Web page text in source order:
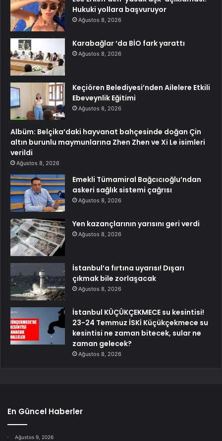
Hukuki yollara başvuruyor
Ağustos 8, 2026
Karabağlar ‘da BİO fark yarattı
Ağustos 8, 2026
Keçiören Belediyesi’nden Ailelere Etkili
Ebeveynlik Eğitimi
Ağustos 8, 2026
Albüm: Belçika’daki hayvanat bahçesinde doğan Çin
altın burunlu maymunlarına Zhen Zhen ve Xi Le isimleri
verildi
Ağustos 8, 2026
Emekli Tümamiral Bağcıcıoğlu’ndan
askeri sağlık sistemi çağrısı
Ağustos 8, 2026
Yen kazançlarının yarısını geri verdi
Ağustos 8, 2026
İstanbul’a fırtına uyarısı! Dışarı
çıkmak bile zorlaşacak
Ağustos 8, 2026
İstanbul KÜÇÜKÇEKMECE su kesintisi!
23-24 Temmuz İSKİ Küçükçekmece su
kesintisi ne zaman bitecek, sular ne
zaman gelecek?
Ağustos 8, 2026
En Güncel Haberler
Ağustos 9, 2026